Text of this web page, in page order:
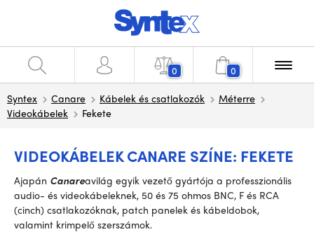
0 0
Syntex Canare Kábelek és csatlakozók
Méterre
Videokábelek
Fekete
VIDEOKÁBELEK CANARE SZÍNE: FEKETE
Ajapán Canareavilág egyik vezető gyártója a professzionális
audio- és videokábeleknek, 50 és 75 ohmos BNC, F és RCA
(cinch) csatlakozóknak, patch panelek és kábeldobok,
valamint krimpelő szerszámok.